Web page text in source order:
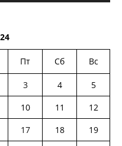
Пт Сб Вс
3 4
5
10 11
12
17 18
19